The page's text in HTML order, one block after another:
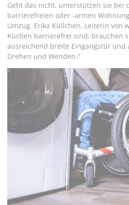
Geht das nicht, unterstützen sie bei
barrierefreien oder -armen
Umzug. Erika Küllchen, Leiterin von
Küchen barrierefrei sind, brauchen
ausreichend breite Eingangstür und
Drehen und Wenden.“